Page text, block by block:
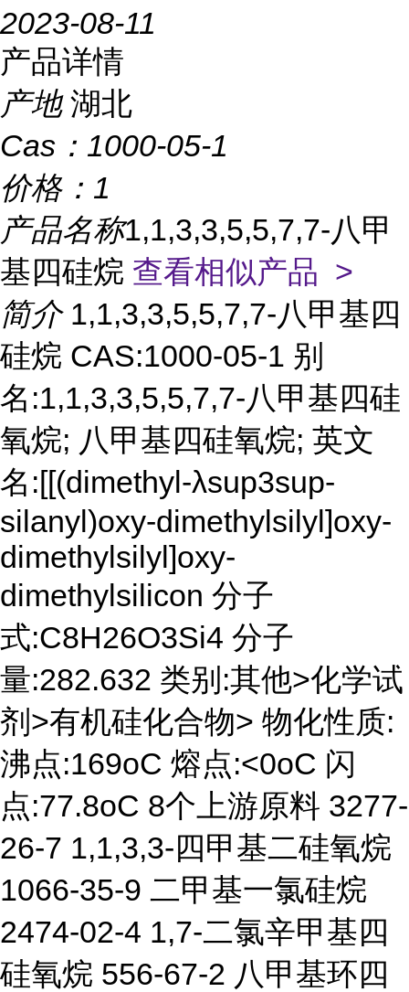
2023-08-11
产品详情
产地 湖北
Cas： 1000-05-1
价格： 1
产品名称1,1,3,3,5,5,7,7-八甲
基四硅烷 查看相似产品 >
简介 1,1,3,3,5,5,7,7-八甲基四
硅烷 CAS:1000-05-1 别
名:1,1,3,3,5,5,7,7-八甲基四硅
氧烷; 八甲基四硅氧烷; 英文
名:[[(dimethyl-λsup3sup-
silanyl)oxy-dimethylsilyl]oxy-
dimethylsilyl]oxy-
dimethylsilicon 分子
式:C8H26O3Si4 分子
量:282.632 类别:其他>化学试
剂>有机硅化合物> 物化性质:
沸点:169oC 熔点:<0oC 闪
点:77.8oC 8个上游原料 3277-
26-7 1,1,3,3-四甲基二硅氧烷
1066-35-9 二甲基一氯硅烷
2474-02-4 1,7-二氯辛甲基四
硅氧烷 556-67-2 八甲基环四